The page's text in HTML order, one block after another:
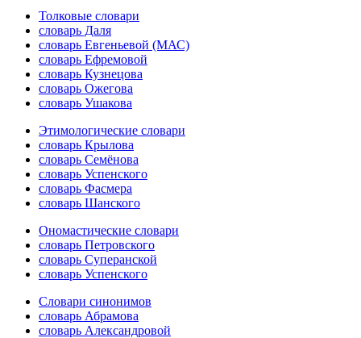
Толковые словари
словарь Даля
словарь Евгеньевой (МАС)
словарь Ефремовой
словарь Кузнецова
словарь Ожегова
словарь Ушакова
Этимологические словари
словарь Крылова
словарь Семёнова
словарь Успенского
словарь Фасмера
словарь Шанского
Ономастические словари
словарь Петровского
словарь Суперанской
словарь Успенского
Словари синонимов
словарь Абрамова
словарь Александровой